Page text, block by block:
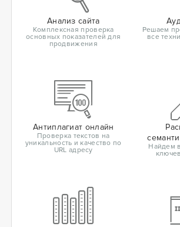
Анализ сайта
Комплексная проверка
основных показателей для
продвижения
Решаем
все
Антиплагиат онлайн
Проверка текстов на
уникальность и качество по
URL адресу
Найдем